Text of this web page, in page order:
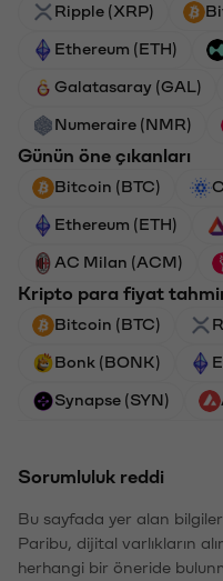
Ripple (XRP)
Ethereum (ETH)
Galatasaray (GAL)
Numeraire (NMR)
Günün öne çıkanları
Bitcoin (BTC)
Ethereum (ETH)
AC Milan (ACM)
Kripto para fiyat
Bitcoin (BTC)
Bonk (BONK)
Synapse (SYN)
Sorumluluk reddi
Bu sayfada yer alan bilgiler
Paribu, dijital varlıkların
herhangi bir öneride